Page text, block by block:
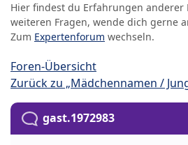
Hier findest du Erfahrungen anderer
weiteren Fragen, wende dich gerne
Zum Expertenforum wechseln.
Foren-Übersicht
Zurück zu „Mädchennamen /
gast.1972983